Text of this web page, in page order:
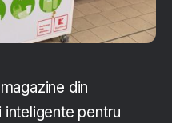
din
pentru